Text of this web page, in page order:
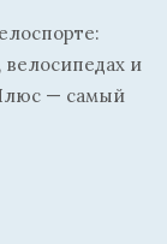
велосипедах и
— самый